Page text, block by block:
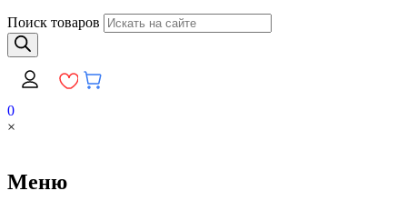
Поиск товаров
0
×
Меню